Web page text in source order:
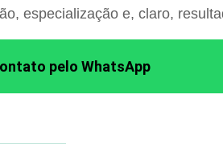
especialização e, claro,
pelo WhatsApp